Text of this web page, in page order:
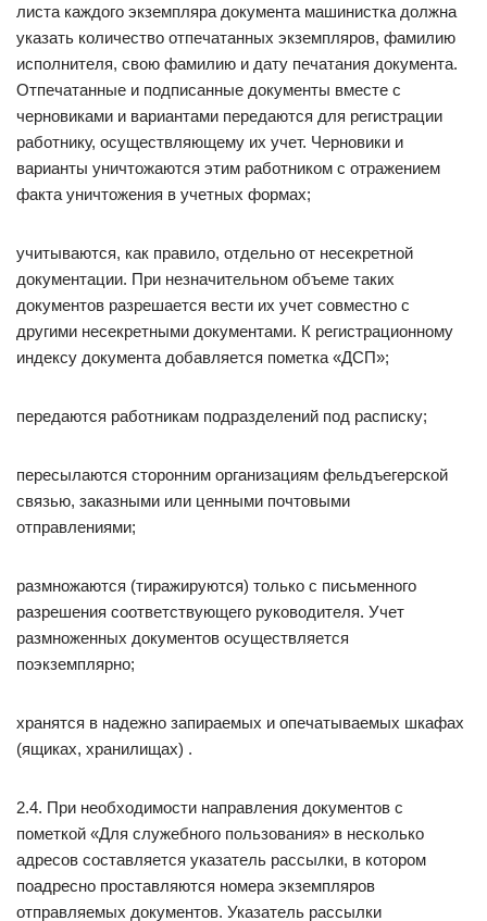
листа каждого экземпляра документа машинистка должна
указать количество отпечатанных экземпляров, фамилию
исполнителя, свою фамилию и дату печатания документа.
Отпечатанные и подписанные документы вместе с
черновиками и вариантами передаются для регистрации
работнику, осуществляющему их учет. Черновики и
варианты уничтожаются этим работником с отражением
факта уничтожения в учетных формах;
учитываются, как правило, отдельно от несекретной
документации. При незначительном объеме таких
документов разрешается вести их учет совместно с
другими несекретными документами. К регистрационному
индексу документа добавляется пометка «ДСП»;
передаются работникам подразделений под расписку;
пересылаются сторонним организациям фельдъегерской
связью, заказными или ценными почтовыми
отправлениями;
размножаются (тиражируются) только с письменного
разрешения соответствующего руководителя. Учет
размноженных документов осуществляется
поэкземплярно;
хранятся в надежно запираемых и опечатываемых шкафах
(ящиках, хранилищах) .
2.4. При необходимости направления документов с
пометкой «Для служебного пользования» в несколько
адресов составляется указатель рассылки, в котором
поадресно проставляются номера экземпляров
отправляемых документов. Указатель рассылки